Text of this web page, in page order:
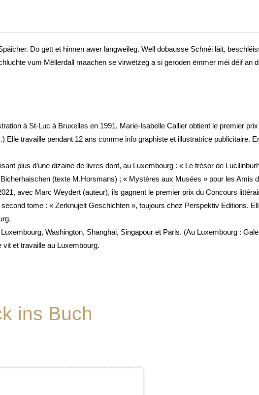
Do gëtt et hinnen awer langweileg. Well dobausse Schnéi läit,
vum Mëllerdall maachen se virwëtzeg a si geroden ëmmer méi déif an
à St-Luc à Bruxelles en 1991, Marie-Isabelle Callier obtient le premier
travaille pendant 12 ans comme info graphiste et illustratrice publicitaire.
plus d’une dizaine de livres dont, au Luxembourg : « Le trésor de
(texte M.Horsmans) ; « Mystères aux Musées » pour les Amis
avec Marc Weydert (auteur), ils gagnent le premier prix du Concours
tome : « Zerknujelt Geschichten », toujours chez Perspektiv Editions.
Washington, Shanghai, Singapour et Paris. (Au Luxembourg :
et travaille au Luxembourg.
ins Buch